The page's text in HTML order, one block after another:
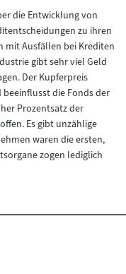
die Entwicklung von
zu ihren
mit Ausfällen bei Krediten
gibt sehr viel Geld
Der Kupferpreis
die Fonds der
Prozentsatz der
Es gibt unzählige
waren die ersten,
zogen lediglich